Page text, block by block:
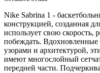
Nike Sabrina 1 -
конструкцией, созданная
использует свою скорость,
побеждать.
узорами и архитектурой,
имеют многослойный
передней части.